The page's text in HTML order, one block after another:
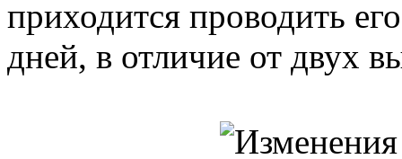
приходится проводить
дней, в отличие от двух